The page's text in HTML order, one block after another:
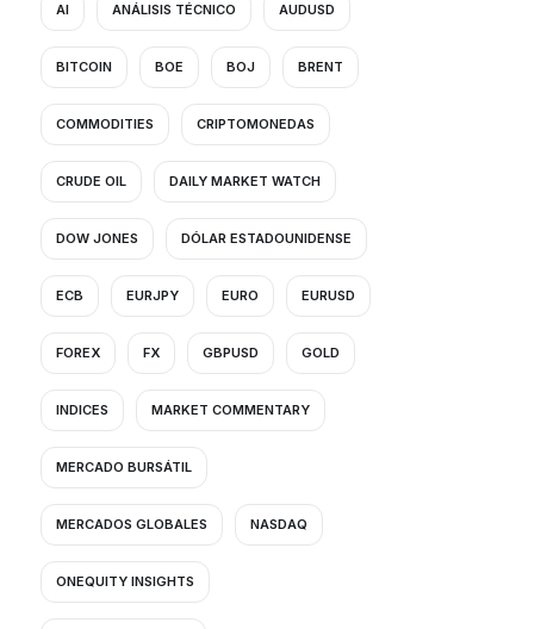
AI ANÁLISIS TÉCNICO AUDUSD
BITCOIN BOE BOJ BRENT
COMMODITIES CRIPTOMONEDAS
CRUDE OIL DAILY MARKET WATCH
DOW JONES DÓLAR ESTADOUNIDENSE
ECB EURJPY EURO EURUSD
FOREX FX GBPUSD GOLD
INDICES MARKET COMMENTARY
MERCADO BURSÁTIL
MERCADOS GLOBALES NASDAQ
ONEQUITY INSIGHTS